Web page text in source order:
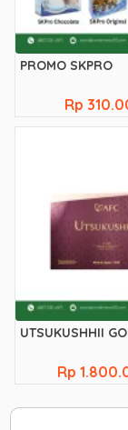
PROMO SKPRO
Rp
UTSUKUSHHII
Rp